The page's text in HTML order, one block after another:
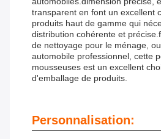
transparent en font un excellent
produits haut de gamme qui
distribution cohérente et
de nettoyage pour le ménage,
automobile professionnel, cette
mousseuses est un excellent
d'emballage de produits.
Personnalisation: